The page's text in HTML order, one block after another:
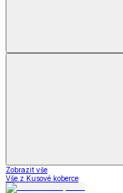
Zobrazit vše
Vše z Kusové koberce